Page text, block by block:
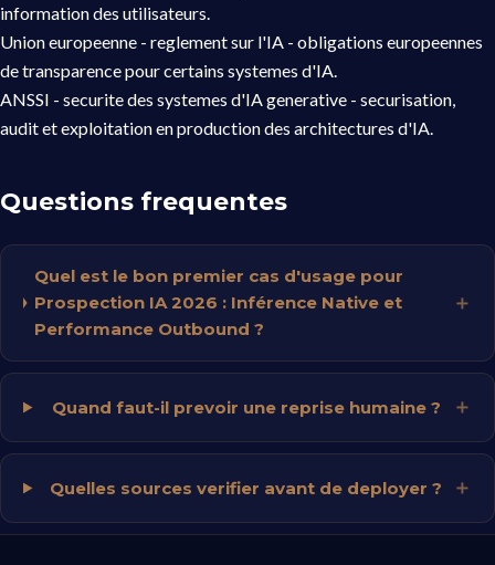
information des utilisateurs.
Union europeenne - reglement sur l'IA - obligations europeennes
de transparence pour certains systemes d'IA.
ANSSI - securite des systemes d'IA generative - securisation,
audit et exploitation en production des architectures d'IA.
Questions frequentes
Quel est le bon premier cas d'usage pour
Prospection IA 2026 : Inférence Native et
Performance Outbound ?
Quand faut-il prevoir une reprise humaine ?
Quelles sources verifier avant de deployer ?